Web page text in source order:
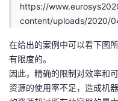
https://
content/uploads/2020/
在给出的案例中可以看下图
有限度的。
因此，精确的限制对效率和
资源的使用率不足，造成机